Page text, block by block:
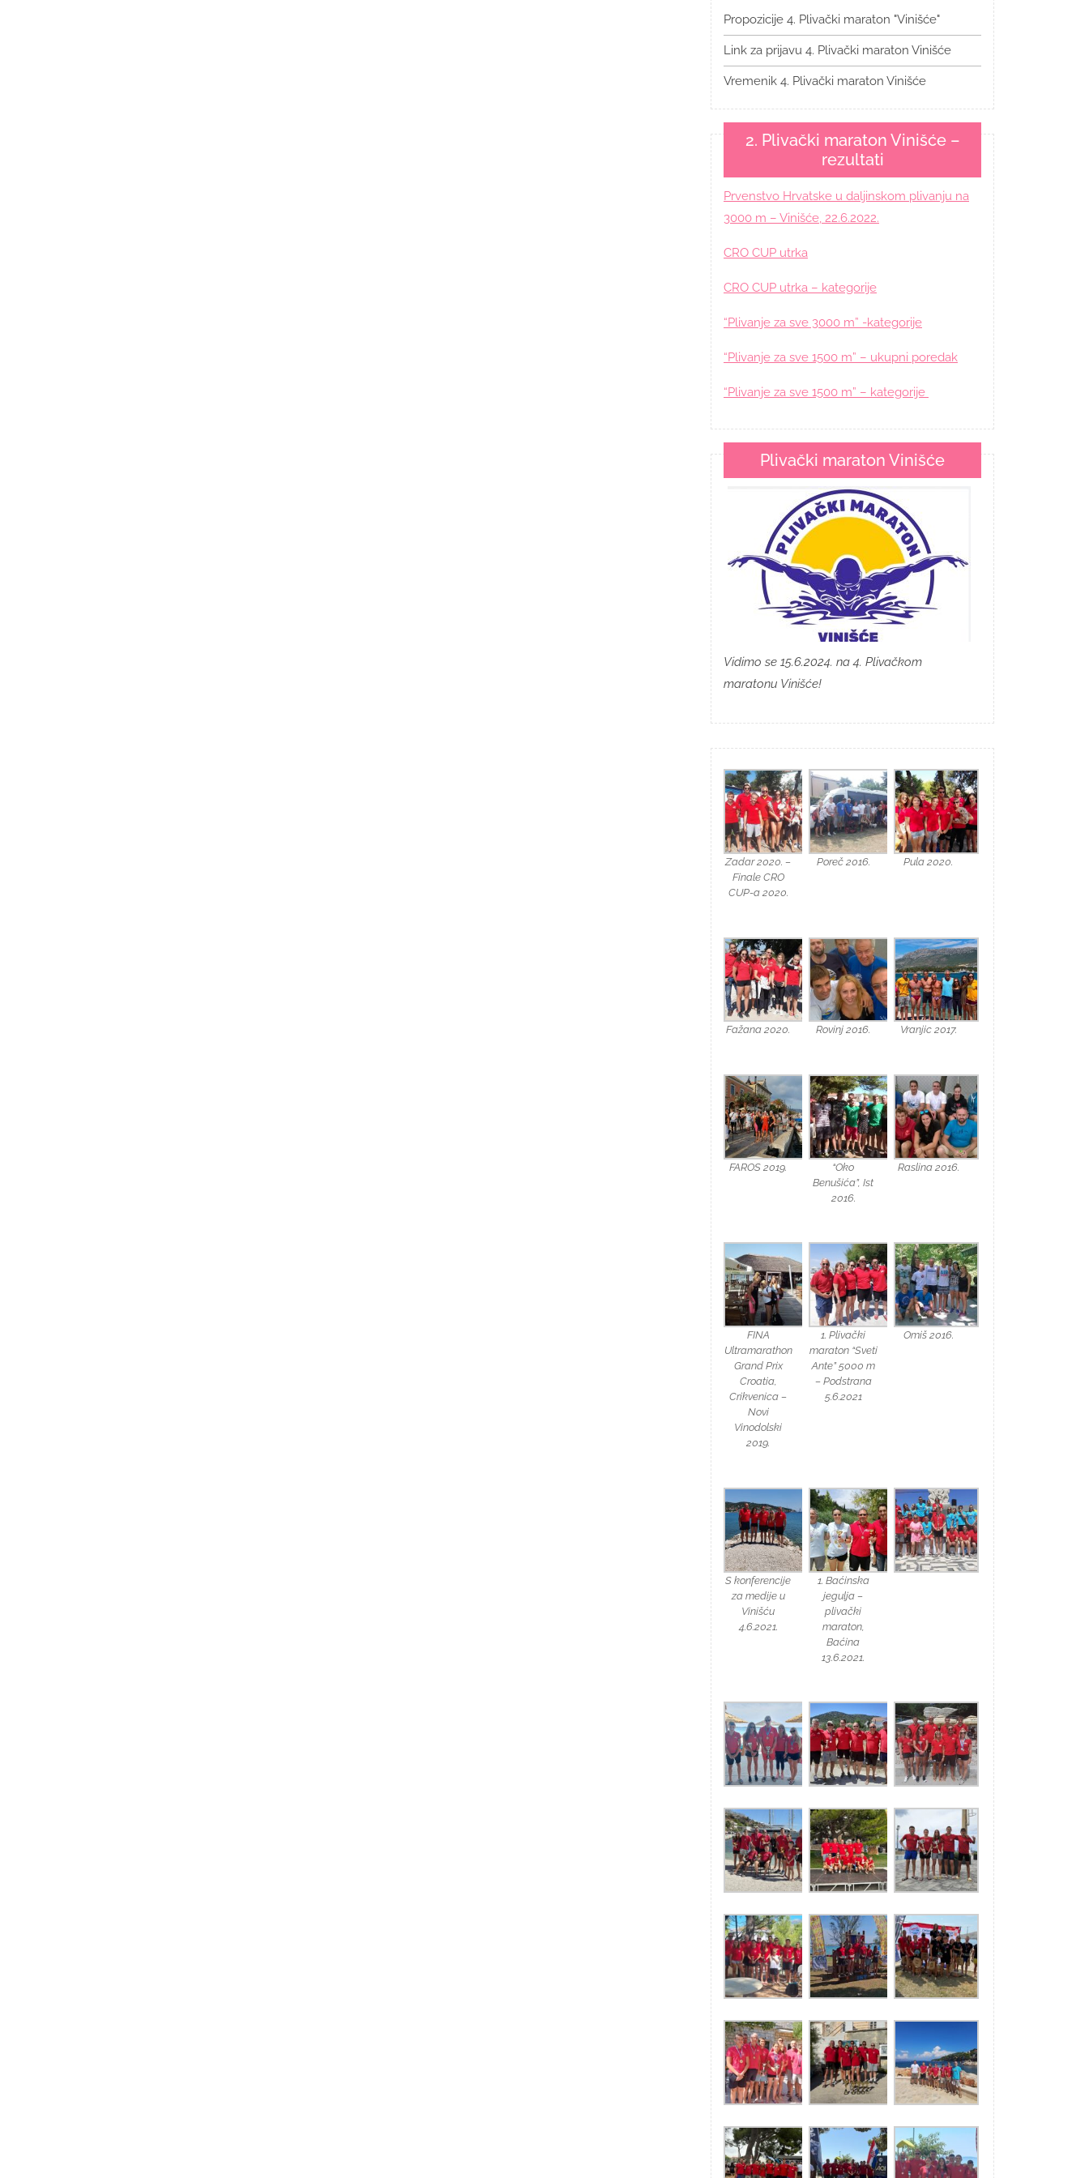
Propozicije 4. Plivački maraton "Vinišće"
Link za prijavu 4. Plivački maraton Vinišće
Vremenik 4. Plivački maraton Vinišće
2. Plivački maraton Vinišće –
rezultati
Prvenstvo Hrvatske u daljinskom plivanju na
3000 m – Vinišće, 22.6.2022.
CRO CUP utrka
CRO CUP utrka – kategorije
“Plivanje za sve 3000 m” -kategorije
“Plivanje za sve 1500 m” – ukupni poredak
“Plivanje za sve 1500 m” – kategorije
Plivački maraton Vinišće
Vidimo se 15.6.2024. na 4. Plivačkom
maratonu Vinišće!
Zadar 2020. –
Finale CRO
CUP-a 2020.
Poreč 2016. Pula 2020.
Fažana 2020. Rovinj 2016. Vranjic 2017.
FAROS 2019.
“Oko
Benušića”, Ist
2016.
Raslina 2016.
FINA
Ultramarathon
Grand Prix
Croatia,
Crikvenica –
Novi
Vinodolski
2019.
1. Plivački
maraton “Sveti
Ante” 5000 m
– Podstrana
5.6.2021
Omiš 2016.
S konferencije
za medije u
Vinišću
4.6.2021.
1. Baćinska
jegulja –
plivački
maraton,
Baćina
13.6.2021.